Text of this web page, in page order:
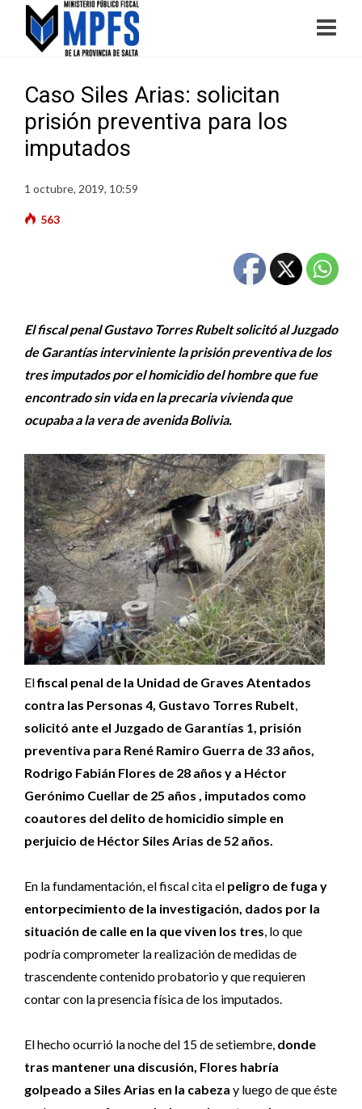
Caso Siles Arias: solicitan
prisión preventiva para los
imputados
1 octubre, 2019, 10:59
563
El fiscal penal Gustavo Torres Rubelt solicitó al Juzgado
de Garantías interviniente la prisión preventiva de los
tres imputados por el homicidio del hombre que fue
encontrado sin vida en la precaria vivienda que
ocupaba a la vera de avenida Bolivia.
Elfiscal penal de la Unidad de Graves Atentados
contra las Personas 4, Gustavo Torres Rubelt,
solicitó ante el Juzgado de Garantías 1, prisión
preventiva para René Ramiro Guerra de 33 años,
Rodrigo Fabián Flores de 28 años y a Héctor
Gerónimo Cuellar de 25 años , imputados como
coautores del delito de homicidio simple en
perjuicio de Héctor Siles Arias de 52 años.
En la fundamentación, el fiscal cita el peligro de fuga y
entorpecimiento de la investigación, dados por la
situación de calle en la que viven los tres, lo que
podría comprometer la realización de medidas de
trascendente contenido probatorio y que requieren
contar con la presencia física de los imputados.
El hecho ocurrió la noche del 15 de setiembre, donde
tras mantener una discusión, Flores habría
golpeado a Siles Arias en la cabeza y luego de que éste